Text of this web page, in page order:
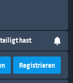
hast
Registrieren